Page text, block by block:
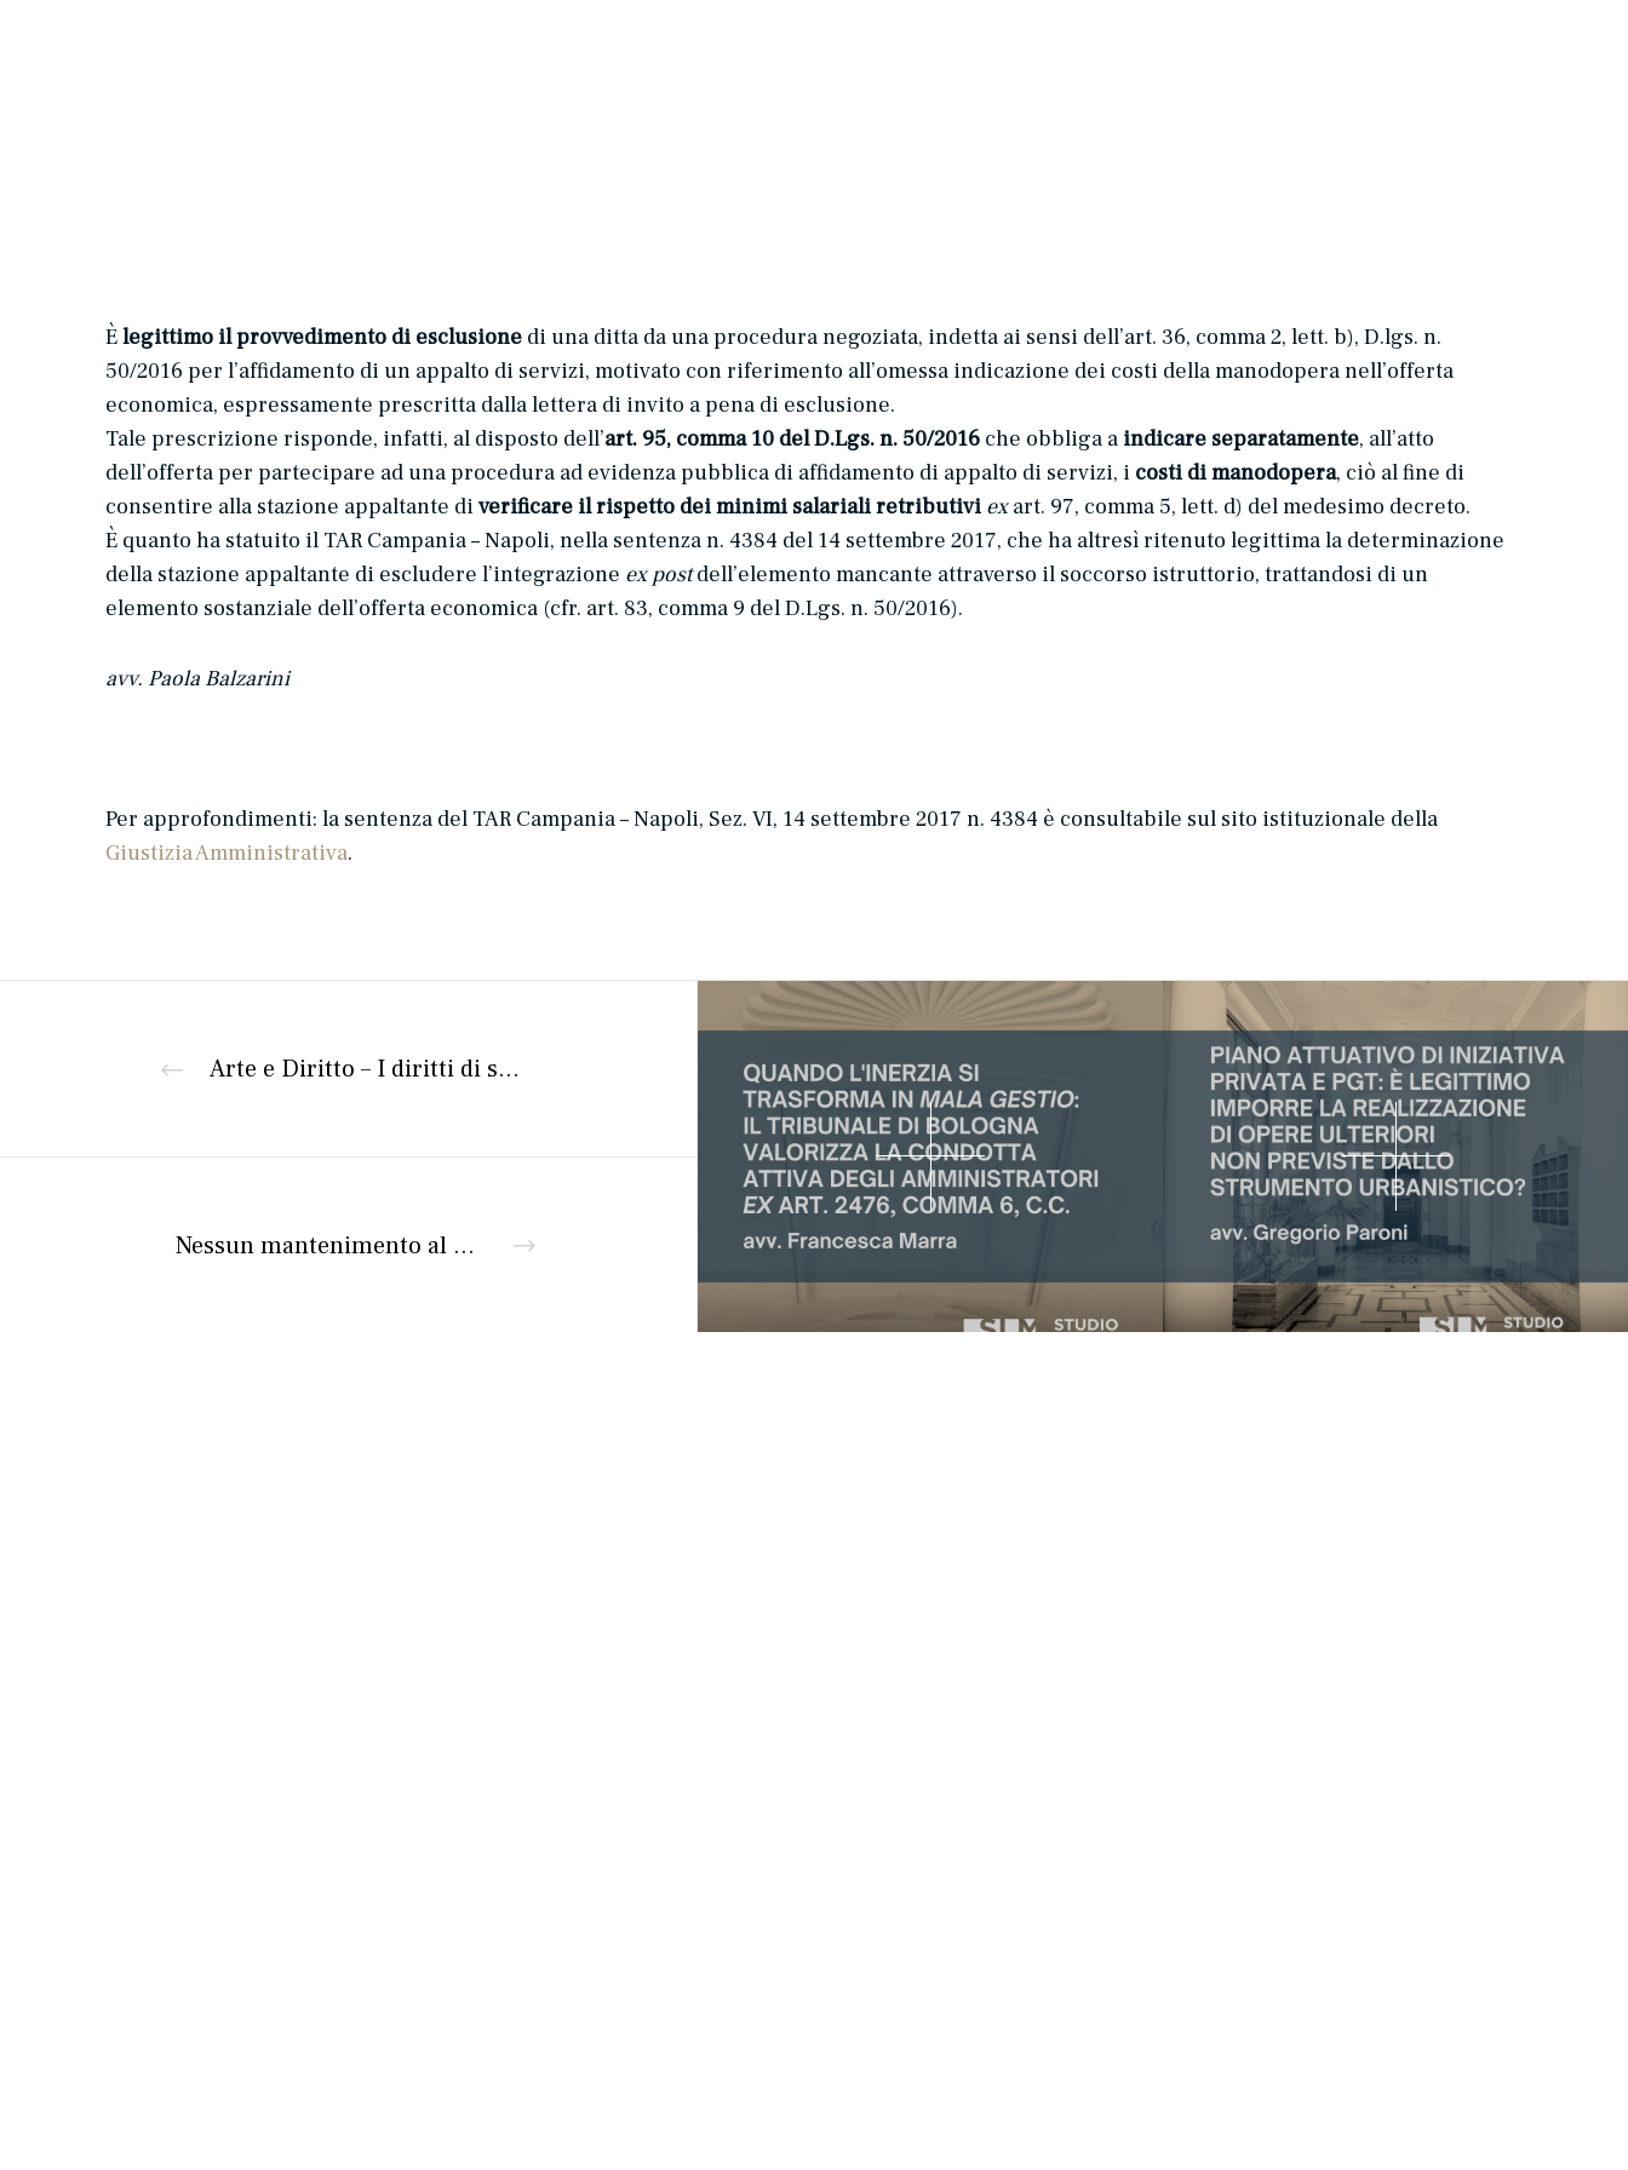
Èlegittimo il provvedimento di esclusione di una ditta da una procedura negoziata, indetta ai sensi dell’art. 36, comma 2, lett. b), D.lgs. n.
50/2016 per l’affidamento di un appalto di servizi, motivato con riferimento all’omessa indicazione dei costi della manodopera nell’offerta
economica, espressamente prescritta dalla lettera di invito a pena di esclusione.
Tale prescrizione risponde, infatti, al disposto dell’art. 95, comma 10 del D.Lgs. n. 50/2016 che obbliga a indicare separatamente, all’atto
dell’offerta per partecipare ad una procedura ad evidenza pubblica di affidamento di appalto di servizi, i costi di manodopera, ciò al fine di
consentire alla stazione appaltante diverificare il rispetto dei minimi salariali retributivi exart. 97, comma 5, lett. d) del medesimo decreto.
È quanto ha statuito il TAR Campania – Napoli, nella sentenza n. 4384 del 14 settembre 2017, che ha altresì ritenuto legittima la determinazione
della stazione appaltante di escludere l’integrazione ex postdell’elemento mancante attraverso il soccorso istruttorio, trattandosi di un
elemento sostanziale dell’offerta economica (cfr. art. 83, comma 9 del D.Lgs. n. 50/2016).
avv. Paola Balzarini
Per approfondimenti: la sentenza del TAR Campania – Napoli, Sez. VI, 14 settembre 2017 n. 4384 è consultabile sul sito istituzionale della
Giustizia Amministrativa.
Arte e Diritto – I diritti di sfruttamento economico dell’opera d’arte
Nessun mantenimento al figlio nullafacente